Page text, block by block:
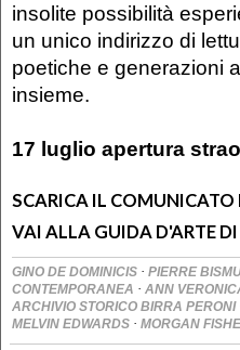
insolite possibilità
un unico indirizzo di
poetiche e generazioni
insieme.
17 luglio apertura
SCARICA IL COMUNICATO
VAI ALLA GUIDA D'ARTE
GINO DE DOMINICIS · PIERRE
CONTEMPORANEA · ANN
ARCHIVIO STORICO BIRRA PERONI
MELVIN EDWARDS · MORGAN